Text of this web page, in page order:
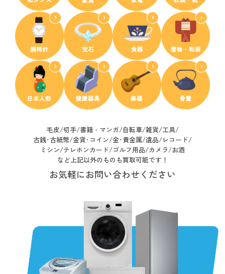
毛皮/切手/書籍・マンガ/自転車/雑貨/工具/
古銭･古紙幣/金貨･コイン/金･貴金属/遺品/レコード/
ミシン/テレホンカード/ゴルフ用品/カメラ/お酒
など上記以外のものも買取可能です！
お気軽にお問い合わせください